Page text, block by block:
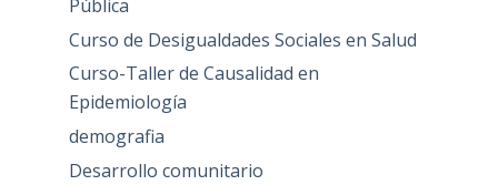
Pública
Curso de Desigualdades Sociales en Salud
Curso-Taller de Causalidad en
Epidemiología
demografia
Desarrollo comunitario